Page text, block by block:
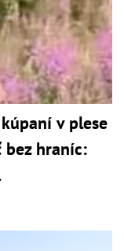
v plese
hraníc: